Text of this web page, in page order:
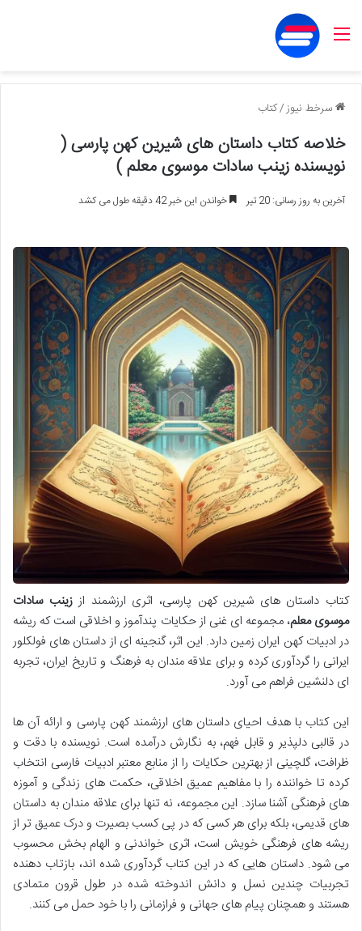
منو
سرخط نیوز/کتاب
خلاصه کتاب داستان های شیرین کهن پارسی (
نویسنده زینب سادات موسوی معلم )
آخرین به روز رسانی: 20 تیر خواندن این خبر 42 دقیقه طول می کشد
کتاب داستان های شیرین کهن پارسی، اثری ارزشمند اززینب سادات
موسوی معلم، مجموعه ای غنی از حکایات پندآموز و اخلاقی است که ریشه
در ادبیات کهن ایران زمین دارد. این اثر، گنجینه ای از داستان های فولکلور
ایرانی را گردآوری کرده و برای علاقه مندان به فرهنگ و تاریخ ایران، تجربه
ای دلنشین فراهم می آورد.
این کتاب با هدف احیای داستان های ارزشمند کهن پارسی و ارائه آن ها
در قالبی دلپذیر و قابل فهم، به نگارش درآمده است. نویسنده با دقت و
ظرافت، گلچینی از بهترین حکایات را از منابع معتبر ادبیات فارسی انتخاب
کرده تا خواننده را با مفاهیم عمیق اخلاقی، حکمت های زندگی و آموزه
های فرهنگی آشنا سازد. این مجموعه، نه تنها برای علاقه مندان به داستان
های قدیمی، بلکه برای هر کسی که در پی کسب بصیرت و درک عمیق تر از
ریشه های فرهنگی خویش است، اثری خواندنی و الهام بخش محسوب
می شود. داستان هایی که در این کتاب گردآوری شده اند، بازتاب دهنده
تجربیات چندین نسل و دانش اندوخته شده در طول قرون متمادی
هستند و همچنان پیام های جهانی و فرازمانی را با خود حمل می کنند.